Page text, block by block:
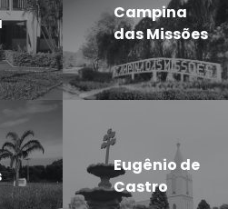
Campina
das Missões
Eugênio de
Castro